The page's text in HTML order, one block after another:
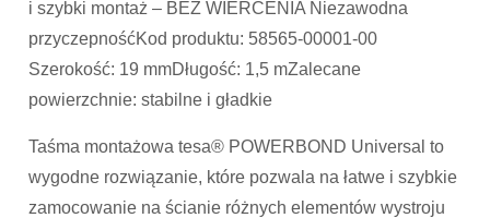
i szybki montaż – BEZ WIERCENIA Niezawodna
przyczepnośćKod produktu: 58565-00001-00
Szerokość: 19 mmDługość: 1,5 mZalecane
powierzchnie: stabilne i gładkie
Taśma montażowa tesa® POWERBOND Universal to
wygodne rozwiązanie, które pozwala na łatwe i szybkie
zamocowanie na ścianie różnych elementów wystroju